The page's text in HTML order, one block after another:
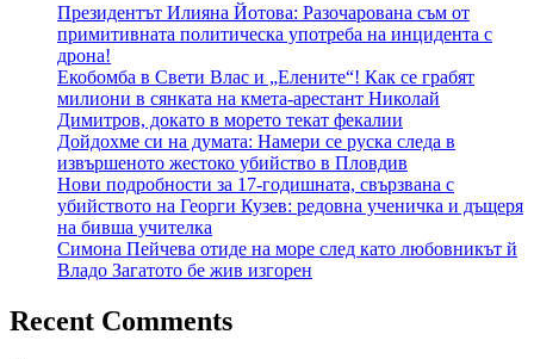
Президентът Илияна Йотова: Разочарована съм от
примитивната политическа употреба на инцидента с
дрона!
Екобомба в Свети Влас и „Елените“! Как се грабят
милиони в сянката на кмета-арестант Николай
Димитров, докато в морето текат фекалии
Дойдохме си на думата: Намери се руска следа в
извършеното жестоко убийство в Пловдив
Нови подробности за 17-годишната, свързвана с
убийството на Георги Кузев: редовна ученичка и дъщеря
на бивша учителка
Симона Пейчева отиде на море след като любовникът й
Владо Загатото бе жив изгорен
Recent Comments